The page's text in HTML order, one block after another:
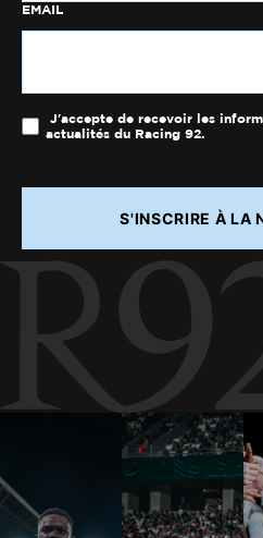
EMAIL
J'accepte de recevoir les
actualités du Racing 92.
S'INSCRIRE À LA